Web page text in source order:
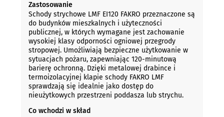
Zastosowanie
Schody strychowe LMF EI120 FAKRO przeznaczone są
do budynków mieszkalnych i użyteczności
publicznej, w których wymagane jest zachowanie
wysokiej klasy odporności ogniowej przegrody
stropowej. Umożliwiają bezpieczne użytkowanie w
sytuacjach pożaru, zapewniając 120-minutową
barierę ochronną. Dzięki metalowej drabince i
termoizolacyjnej klapie schody FAKRO LMF
sprawdzają się idealnie jako dostęp do
nieużytkowych przestrzeni poddasza lub strychu.
Co wchodzi w skład